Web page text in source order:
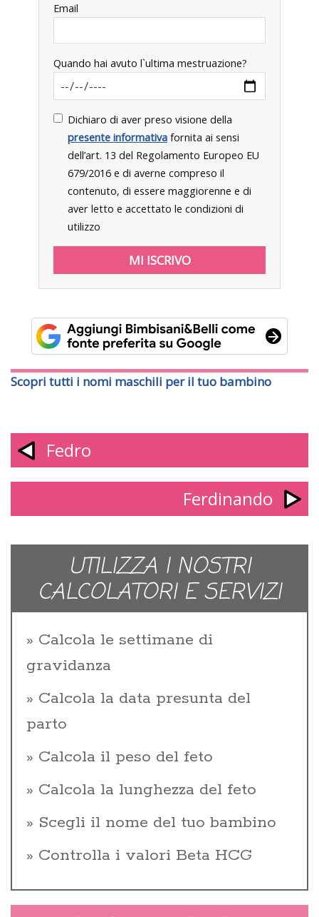
Email
Quando hai avuto l`ultima mestruazione?
Dichiaro di aver preso visione della
presente informativa fornita ai sensi
dell’art. 13 del Regolamento Europeo EU
679/2016 e di averne compreso il
contenuto, di essere maggiorenne e di
aver letto e accettato le condizioni di
utilizzo
Scopri tutti i nomi maschili per il tuo bambino
Fedro
Ferdinando
UTILIZZA I NOSTRI
CALCOLATORI E SERVIZI
Calcola le settimane di
gravidanza
Calcola la data presunta del
parto
Calcola il peso del feto
Calcola la lunghezza del feto
Scegli il nome del tuo bambino
Controlla i valori Beta HCG